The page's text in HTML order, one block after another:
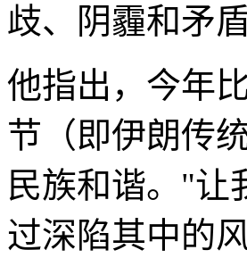
歧、阴霾和矛盾
他指出，今年
节（即伊朗传
民族和谐。"让
过深陷其中的